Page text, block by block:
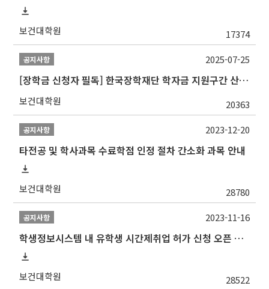
보건대학원 17374
공지사항
[장학금 신청자 필독] 한국장학재단 학자금 지원구간 산정 권고
보건대학원 20363
2025-07-25
공지사항
타전공 및 학사과목 수료학점 인정 절차 간소화 과목 안내
보건대학원 28780
2023-12-20
공지사항
학생정보시스템 내 유학생 시간제취업 허가 신청 오픈 안내
보건대학원 28522
2023-11-16